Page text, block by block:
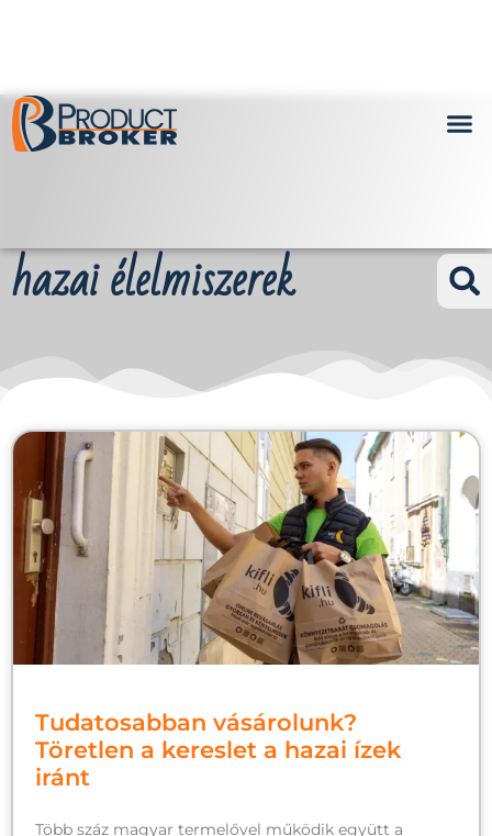
hazai élelmiszerek
Tudatosabban vásárolunk?
Töretlen a kereslet a hazai ízek
iránt
Több száz magyar termelővel működik együtt a